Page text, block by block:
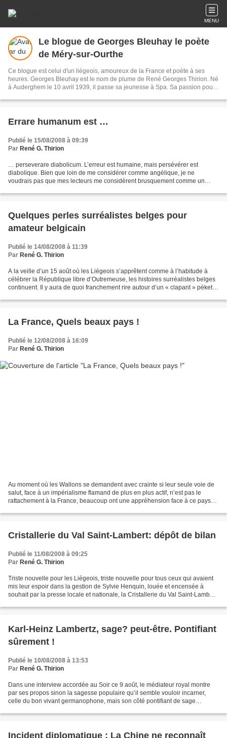
MENU
Le blogue de Georges Bleuhay le poète
de Méry-sur-Ourthe
Ce blogue est celui d'un liégeois, amoureux de la France et poète à ses
heures. Georges Bleuhay est le nom de plume de René Georges Thirion. Né
à Auderghem le 10 avril 1939, il passe sa jeunesse à Spa. Sa passion pour
marketing, il a publié au cours de sa carrière plus de 350 publications
qu'avec sa raison. Sa bibliographie: Le cœur fou - Le cœur marigot - Le cœur
du chemin - Le crépuscule du poète - L'âme en flamme - Le rêve en tête -
Esneux au fil de l'Ourthe – Quand s’égrène la vie -L'âme sidérée.- Le dernier
poème - Le dernier mot - 2022 L'année tragique - Le dernier rêve - Au delà
Errare humanum est …
Publié le 15/08/2008 à 09:39
Par René G. Thirion
… perseverare diabolicum. L’erreur est humaine, mais persévérer est
diabolique. Bien que loin de me considérer comme angélique, je ne
voudrais pas que mes lecteurs me considèrent brusquement comme un
Quelques perles surréalistes belges pour
amateur belgicain
Publié le 14/08/2008 à 11:39
Par René G. Thirion
A la veille d’un 15 août où les Liégeois s’apprêtent comme à l’habitude à
célébrer la République libre d’Outremeuse, les histoires surréalistes belges
continuent. Il y aura de quoi franchement rire autour d’un « clapant » pèket.
La France, Quels beaux pays !
Publié le 12/08/2008 à 16:09
Par René G. Thirion
Au moment où les Wallons se demandent avec crainte si leur seule voie de
salut, face à un impérialisme flamand de plus en plus actif, n’est pas le
rattachement à la France, beaucoup ont une appréhension face à ce pays
Cristallerie du Val Saint-Lambert: dépôt de bilan
Publié le 11/08/2008 à 09:25
Par René G. Thirion
Triste nouvelle pour les Liégeois, triste nouvelle pour tous ceux qui avaient
mis leur espoir dans la gestion de Sylvie Henquin, louée et encensée à
souhait par la presse locale et nationale, la Cristallerie du Val Saint-Lambert
Karl-Heinz Lambertz, sage? peut-être. Pontifiant
sûrement !
Publié le 10/08/2008 à 13:53
Par René G. Thirion
Dans une interview accordée au Soir ce 9 août, le médiateur royal montre
par ses propos sinon la sagesse populaire qu’il semble vouloir incarner,
celle du bon vivant germanophone, mais son côté pontifiant de sage
Incident diplomatique : La Chine ne reconnaît